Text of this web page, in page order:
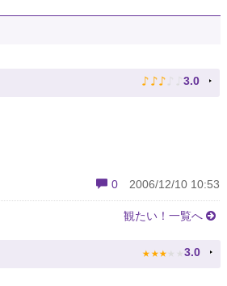
♪ ♪ ♪ ♪ ♪ 3.0
0 2006/12/10 10:53
観たい！一覧へ
★ ★ ★ ★ ★ 3.0